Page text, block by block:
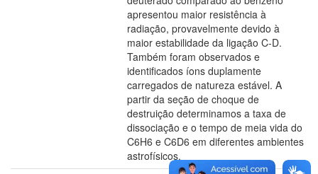
apresentou maior resistência à
radiação, provavelmente devido à
maior estabilidade da ligação C-D.
Também foram observados e
identificados íons duplamente
carregados de natureza estável. A
partir da seção de choque de
destruição determinamos a taxa de
dissociação e o tempo de meia vida do
C6H6 e C6D6 em diferentes ambientes
astrofísicos.